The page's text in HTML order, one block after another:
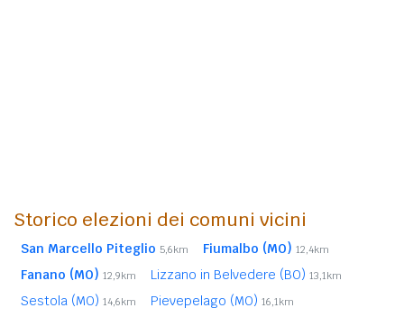
Storico elezioni dei comuni vicini
San Marcello Piteglio 5,6km Fiumalbo (MO) 12,4km
Fanano (MO) 12,9km Lizzano in Belvedere (BO) 13,1km
Sestola (MO) 14,6km Pievepelago (MO) 16,1km